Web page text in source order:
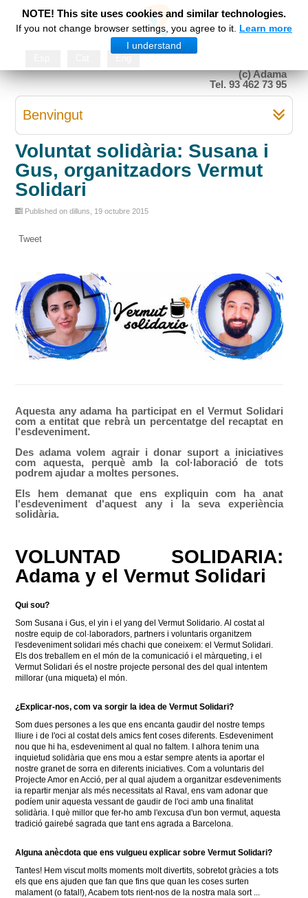
(c) Adama
Tel. 93 462 73 95
NOTE! This site uses cookies and similar technologies.
If you not change browser settings, you agree to it. Learn more
I understand
Benvingut
Voluntat solidària: Susana i
Gus, organitzadors Vermut
Solidari
Published on dilluns, 19 octubre 2015
Tweet
Aquesta any adama ha participat en el Vermut Solidari
com a entitat que rebrà un percentatge del recaptat en
l'esdeveniment.
Des adama volem agrair i donar suport a iniciatives
com aquesta,
perquè amb
la col·laboració de tots
podrem ajudar a moltes persones.
Els hem
demanat que ens expliquin com ha
anat
l'esdeveniment d'aquest
any i la seva
experiència
solidària.
VOLUNTAD SOLIDARIA:
Adama y el Vermut Solidari
Qui sou?
Som Susana i Gus, el yin i el yang del Vermut Solidario. Al costat al
nostre equip de col·laboradors, partners i voluntaris organitzem
l'esdeveniment solidari més chachi que coneixem: el Vermut Solidari.
Els dos treballem en el món de la comunicació i el màrqueting, i el
Vermut Solidari és el nostre projecte personal des del qual intentem
millorar (una miqueta) el món.
¿Explicar-nos, com va sorgir la idea de Vermut Solidari?
Som dues persones a les que ens encanta gaudir del nostre temps
lliure i de l'oci al costat dels amics fent coses diferents.
Esdeveniment
nou que hi ha, esdeveniment al qual no faltem.
I alhora tenim una
inquietud solidària que ens mou a estar sempre atents ia aportar el
nostre granet de sorra en diferents iniciatives. Com a voluntaris del
Projecte Amor en Acció, per al qual ajudem a organitzar esdeveniments
ia repartir menjar als més necessitats al Raval, ens vam adonar que
podíem unir aquesta vessant de gaudir de l'oci amb una finalitat
solidària.
I què millor que fer-ho amb l'excusa d'un bon vermut, aquesta
tradició gairebé sagrada que tant ens agrada a Barcelona.
Alguna anècdota que ens vulgueu explicar sobre Vermut Solidari?
Tantes! Hem viscut molts moments molt divertits, sobretot gràcies a tots
els que ens ajuden que fan que fins que quan les coses surten
malament (o fatal!), Acabem tots rient-nos de la nostra mala sort ...